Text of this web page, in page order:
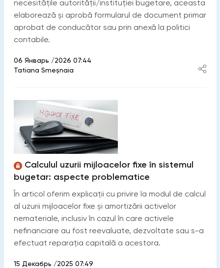
necesitățile autorității/instituției bugetare, aceasta
elaborează și aprobă formularul de document primar
aprobat de conducător sau prin anexă la politici
contabile.
06 Январь /2026 07:44
Tatiana Smeșnaia
Calculul uzurii mijloacelor fixe în sistemul
bugetar: aspecte problematice
În articol oferim explicații cu privire la modul de calcul
al uzurii mijloacelor fixe și amortizării activelor
nemateriale, inclusiv în cazul în care activele
nefinanciare au fost reevaluate, dezvoltate sau s-a
efectuat reparația capitală a acestora.
15 Декабрь /2025 07:49